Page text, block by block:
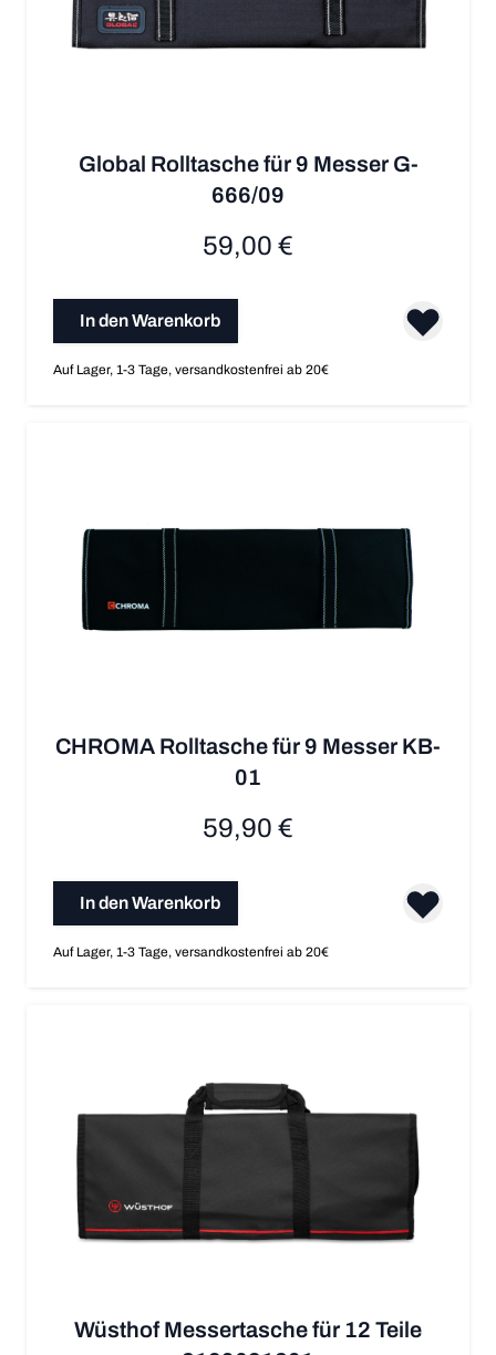
Global Rolltasche für 9 Messer G-
666/09
59,00 €
In den Warenkorb
Auf Lager, 1-3 Tage, versandkostenfrei ab 20€
CHROMA Rolltasche für 9 Messer KB-
01
59,90 €
In den Warenkorb
Auf Lager, 1-3 Tage, versandkostenfrei ab 20€
Wüsthof Messertasche für 12 Teile